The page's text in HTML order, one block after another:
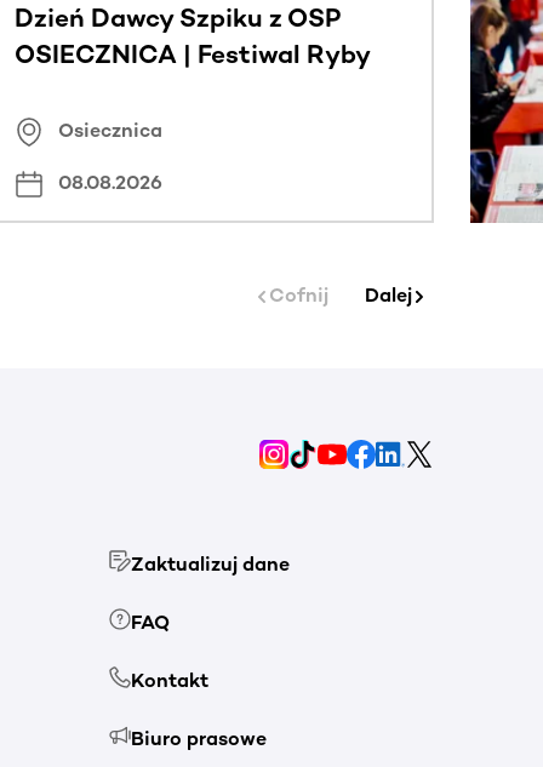
Dzień Dawcy Szpiku z OSP
OSIECZNICA | Festiwal Ryby
Osiecznica
08.08.2026
Cofnij Dalej
Zaktualizuj dane
FAQ
Kontakt
Biuro prasowe